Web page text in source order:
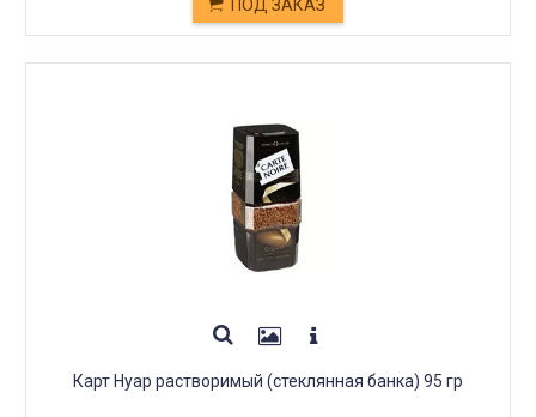
ПОД ЗАКАЗ
Карт Нуар растворимый (стеклянная банка) 95 гр